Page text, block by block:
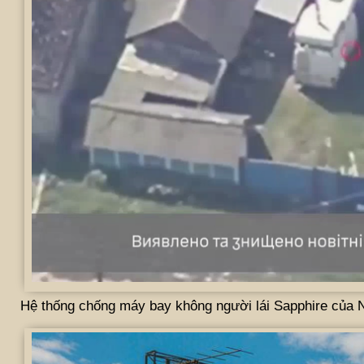
Hệ thống chống máy bay không người lái Sapphire của